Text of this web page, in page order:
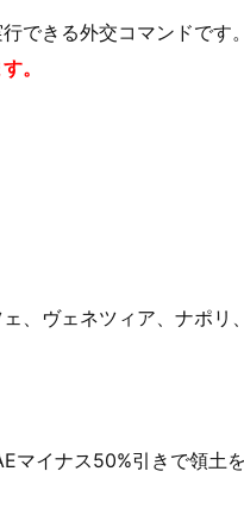
できる外交コマンドです。
。
、ヴェネツィア、ナポリ
マイナス50%引きで領土